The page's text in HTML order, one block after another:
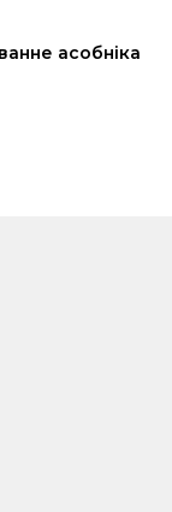
асобніка